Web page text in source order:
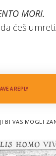
MORI.
ćeš
A REPLY
BI VAS MOGLI